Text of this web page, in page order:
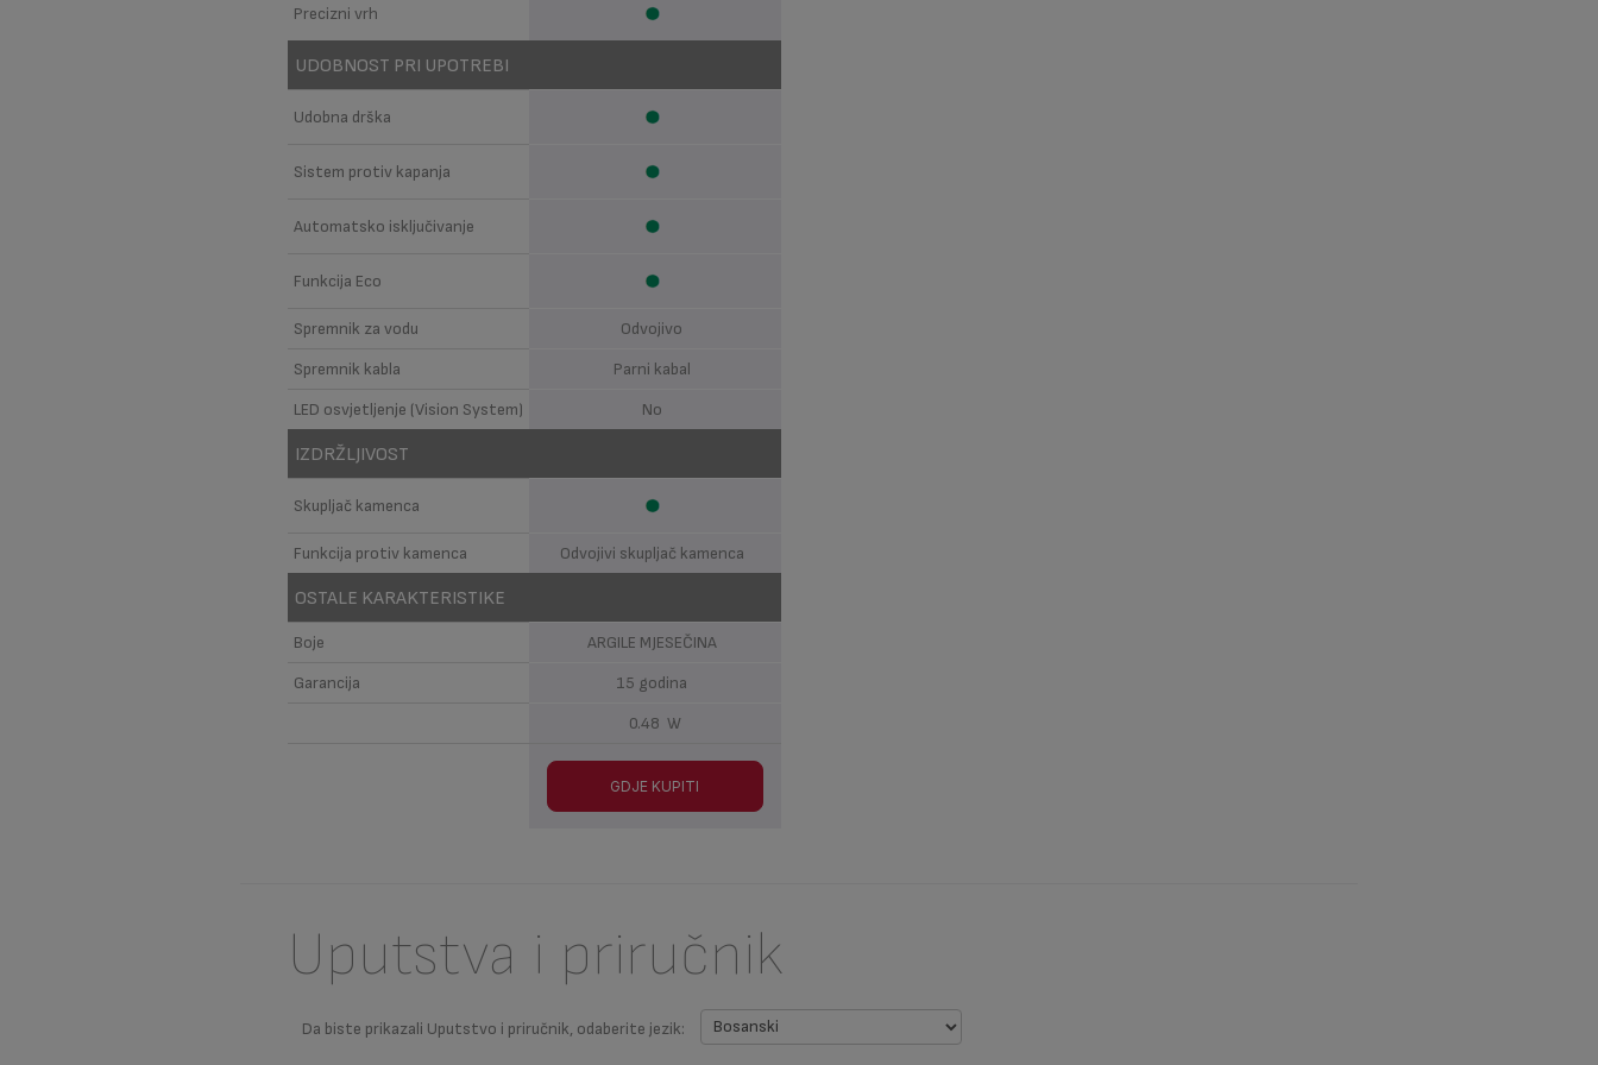
Precizni vrh
UDOBNOST PRI UPOTREBI
Udobna drška
Sistem protiv kapanja
Automatsko isključivanje
Funkcija Eco
Spremnik za vodu
Odvojivo
Spremnik kabla
Parni kabal
LED osvjetljenje (Vision System)
No
IZDRŽLJIVOST
Skupljač kamenca
Funkcija protiv kamenca Odvojivi skupljač kamenca
OSTALE KARAKTERISTIKE
Boje
ARGILE MJESEČINA
Garancija
15 godina
0.48 W
GDJE KUPITI
Uputstva i priručnik
Da biste prikazali Uputstvo i priručnik, odaberite jezik: